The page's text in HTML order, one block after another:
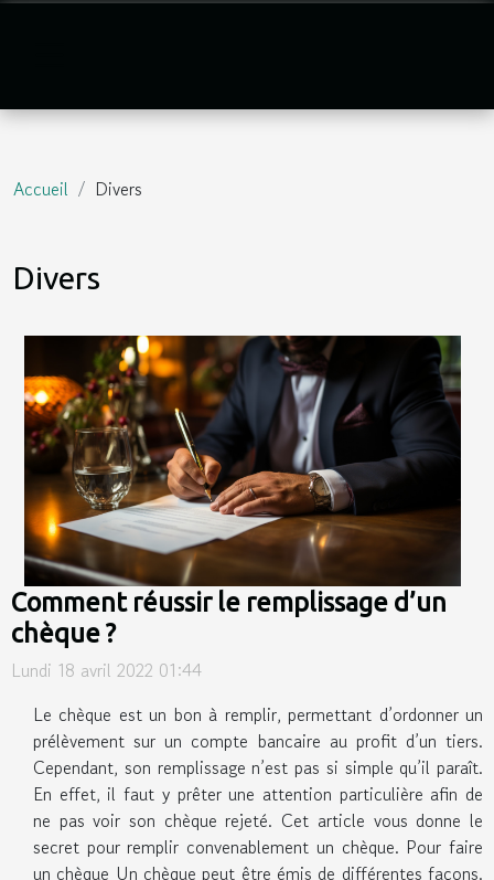
Accueil Divers
Divers
Comment réussir le remplissage d’un
chèque ?
Lundi 18 avril 2022 01:44
Le chèque est un bon à remplir, permettant d’ordonner un
prélèvement sur un compte bancaire au profit d’un tiers.
Cependant, son remplissage n’est pas si simple qu’il paraît.
En effet, il faut y prêter une attention particulière afin de
ne pas voir son chèque rejeté. Cet article vous donne le
secret pour remplir convenablement un chèque. Pour faire
un chèque Un chèque peut être émis de différentes façons.